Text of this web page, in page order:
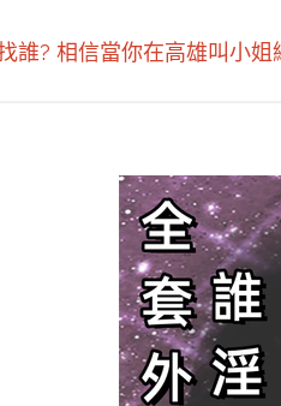
誰? 相信當你在高雄叫小